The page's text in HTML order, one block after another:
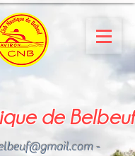
de Belbeuf
-